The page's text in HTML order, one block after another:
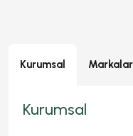
Kurumsal Markalar
Kurumsal